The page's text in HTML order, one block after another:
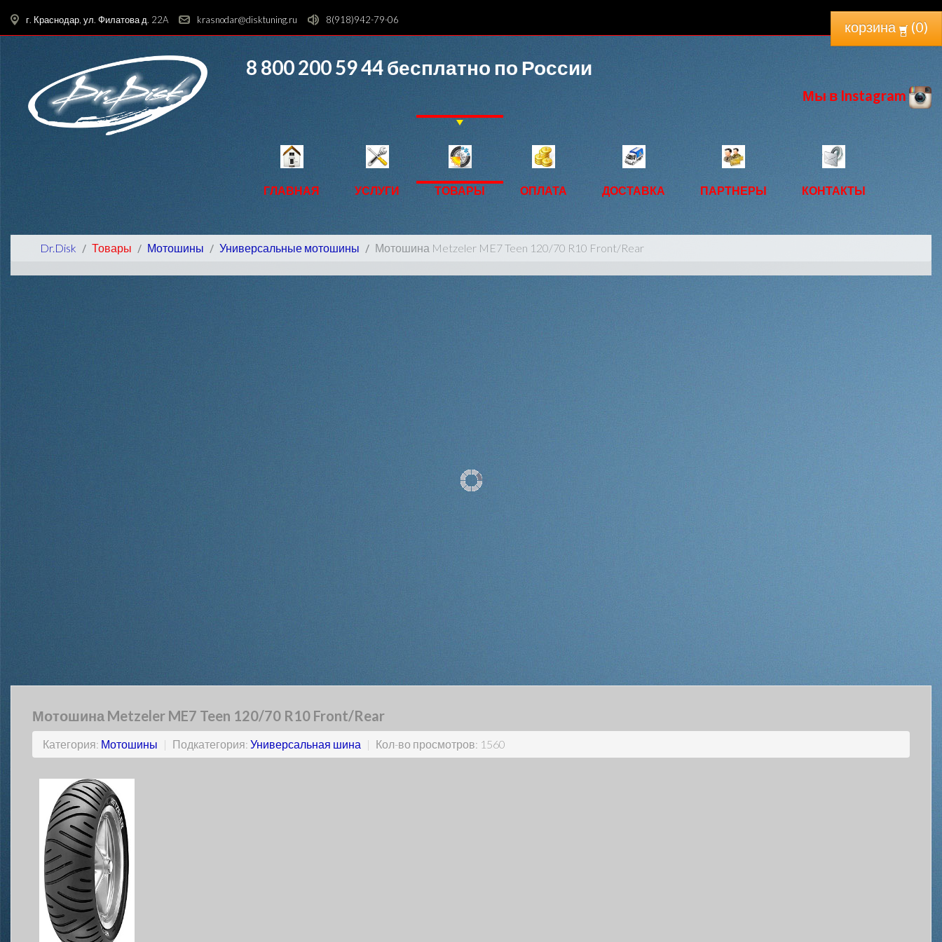
г. Краснодар, ул. Филатова д. 22A krasnodar@disktuning.ru 8(918)942-79-06 корзина (0)
8 800 200 59 44бесплатно по России
Мы в Instagram
ГЛАВНАЯ УСЛУГИ ТОВАРЫ ОПЛАТА ДОСТАВКА ПАРТНЕРЫ КОНТАКТЫ
Dr.Disk Товары Мотошины Универсальные мотошины Мотошина Metzeler ME7 Teen 120/70 R10 Front/Rear
Мотошина Metzeler ME7 Teen 120/70 R10 Front/Rear
Категория: Мотошины | Подкатегория: Универсальная шина | Кол-во просмотров: 1560